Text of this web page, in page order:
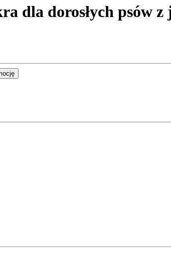
dla dorosłych psów z